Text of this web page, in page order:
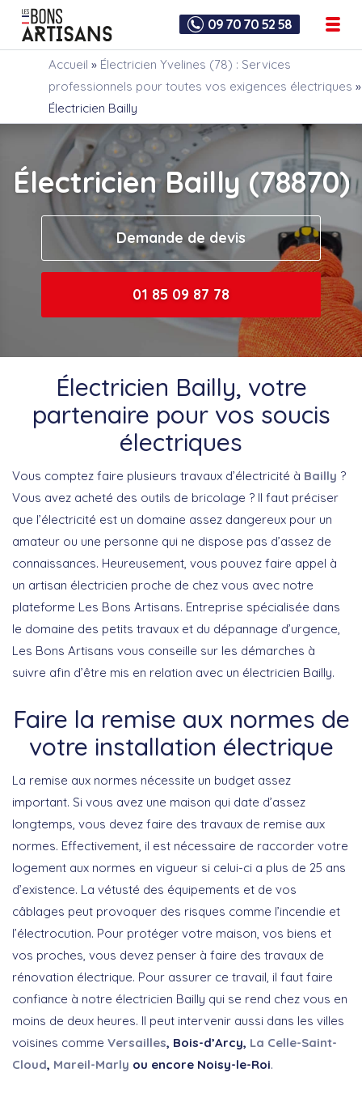
09 70 70 52 58
Accueil » Électricien Yvelines (78) : Services
professionnels pour toutes vos exigences électriques »
Électricien Bailly
Électricien Bailly (78870)
Demande de devis
01 85 09 87 78
Électricien Bailly, votre
partenaire pour vos soucis
électriques
Vous comptez faire plusieurs travaux d’électricité à Bailly ?
Vous avez acheté des outils de bricolage ? Il faut préciser
que l’électricité est un domaine assez dangereux pour un
amateur ou une personne qui ne dispose pas d’assez de
connaissances. Heureusement, vous pouvez faire appel à
un artisan électricien proche de chez vous avec notre
plateforme Les Bons Artisans. Entreprise spécialisée dans
le domaine des petits travaux et du dépannage d’urgence,
Les Bons Artisans vous conseille sur les démarches à
suivre afin d’être mis en relation avec un électricien Bailly.
Faire la remise aux normes de
votre installation électrique
La remise aux normes nécessite un budget assez
important. Si vous avez une maison qui date d’assez
longtemps, vous devez faire des travaux de remise aux
normes. Effectivement, il est nécessaire de raccorder votre
logement aux normes en vigueur si celui-ci a plus de 25 ans
d’existence. La vétusté des équipements et de vos
câblages peut provoquer des risques comme l’incendie et
l’électrocution. Pour protéger votre maison, vos biens et
vos proches, vous devez penser à faire des travaux de
rénovation électrique. Pour assurer ce travail, il faut faire
confiance à notre électricien Bailly qui se rend chez vous en
moins de deux heures. Il peut intervenir aussi dans les villes
voisines comme Versailles, Bois-d’Arcy, La Celle-Saint-
Cloud, Mareil-Marly ou encore Noisy-le-Roi.